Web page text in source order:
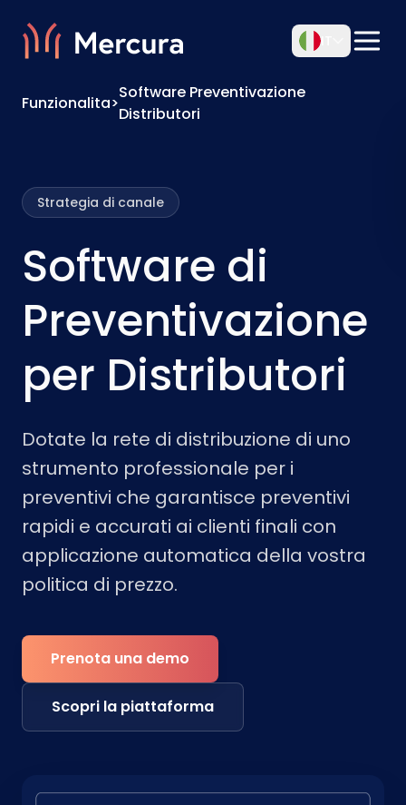
Funzionalita>
Software Preventivazione
Distributori
Strategia di canale
Software di
Preventivazione
per Distributori
Dotate la rete di distribuzione di uno
strumento professionale per i
preventivi che garantisce preventivi
rapidi e accurati ai clienti finali con
applicazione automatica della vostra
politica di prezzo.
Prenota una demo
Scopri la piattaforma